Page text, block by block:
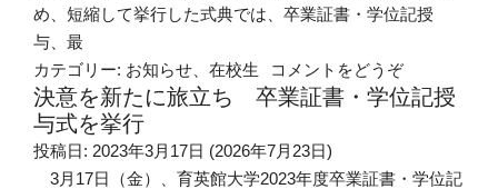
め、短縮して挙行した式典では、卒業証書・学位記授
与、最
カテゴリー: お知らせ 在校生 コメントをどうぞ(卒業証書・
決意を新たに旅立ち 卒業証書・学位記授
与式を挙行
投稿日: 2023年3月17日 (2026年7月23日)
3月17日（金）、育英館大学2023年度卒業証書・学位記